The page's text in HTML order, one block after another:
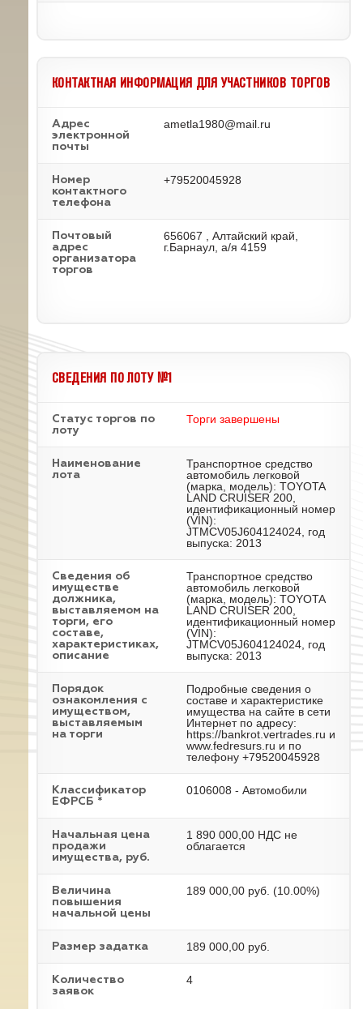
КОНТАКТНАЯ ИНФОРМАЦИЯ ДЛЯ УЧАСТНИКОВ ТОРГОВ
Адрес
электронной
почты
ametla1980@mail.ru
Номер
контактного
телефона
+79520045928
Почтовый
адрес
организатора
торгов
656067 , Алтайский край,
г.Барнаул, а/я 4159
СВЕДЕНИЯ ПО ЛОТУ №1
Статус торгов по
лоту
Торги завершены
Наименование
лота
Транспортное средство
автомобиль легковой
(марка, модель): TOYOTA
LAND CRUISER 200,
идентификационный номер
(VIN):
JTMCV05J604124024, год
выпуска: 2013
Cведения об
имуществе
должника,
выставляемом на
торги, его
составе,
характеристиках,
описание
Транспортное средство
автомобиль легковой
(марка, модель): TOYOTA
LAND CRUISER 200,
идентификационный номер
(VIN):
JTMCV05J604124024, год
выпуска: 2013
Порядок
ознакомления с
имуществом,
выставляемым
на торги
Подробные сведения о
составе и характеристике
имущества на сайте в сети
Интернет по адресу:
https://bankrot.vertrades.ru и
www.fedresurs.ru и по
телефону +79520045928
Классификатор
ЕФРСБ *
0106008 - Автомобили
Начальная цена
продажи
имущества, руб.
1 890 000,00 НДС не
облагается
Величина
повышения
начальной цены
189 000,00 руб. (10.00%)
Размер задатка 189 000,00 руб.
Количество
заявок
4